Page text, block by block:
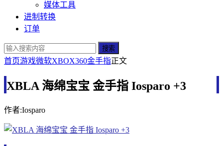
媒体工具
进制转换
订单
搜索
首页游戏微软XBOX360金手指正文
XBLA 海绵宝宝 金手指 Iosparo +3
作者:Iosparo